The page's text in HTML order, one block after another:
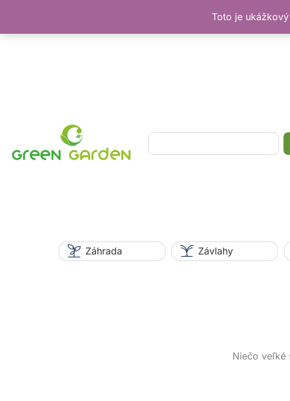
Toto je
Záhrada Závlahy
Niečo veľké